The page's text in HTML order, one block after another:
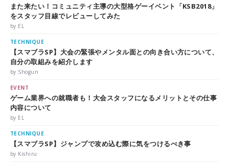
また来たい！コミュニティ主導の大型格ゲーイベント「KSB2018」
をスタッフ目線でレビューしてみた
by EL
TECHNIQUE
【スマブラSP】大会の緊張やメンタル面との向き合い方について、
自分の取組みを紹介します
by Shogun
EVENT
ゲーム業界への就職者も！大会スタッフになるメリットとその仕事
内容について
by EL
TECHNIQUE
【スマブラSP】ジャンプで攻め込む際に気をつけるべき事
by Kishiru